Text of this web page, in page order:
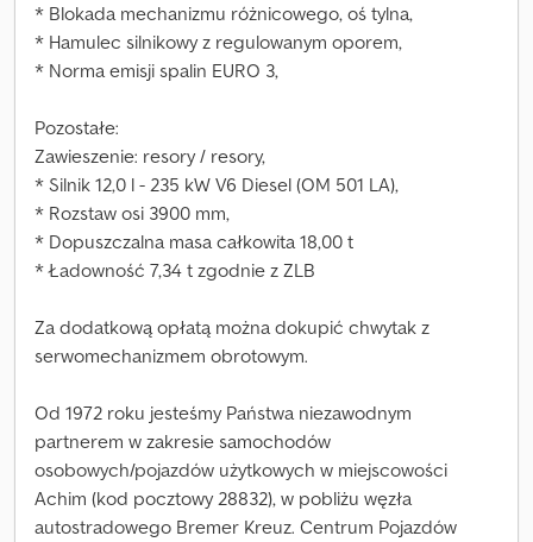
* Blokada mechanizmu różnicowego, oś tylna,
* Hamulec silnikowy z regulowanym oporem,
* Norma emisji spalin EURO 3,
Pozostałe:
Zawieszenie: resory / resory,
* Silnik 12,0 l - 235 kW V6 Diesel (OM 501 LA),
* Rozstaw osi 3900 mm,
* Dopuszczalna masa całkowita 18,00 t
* Ładowność 7,34 t zgodnie z ZLB
Za dodatkową opłatą można dokupić chwytak z
serwomechanizmem obrotowym.
Od 1972 roku jesteśmy Państwa niezawodnym
partnerem w zakresie samochodów
osobowych/pojazdów użytkowych w miejscowości
Achim (kod pocztowy 28832), w pobliżu węzła
autostradowego Bremer Kreuz. Centrum Pojazdów